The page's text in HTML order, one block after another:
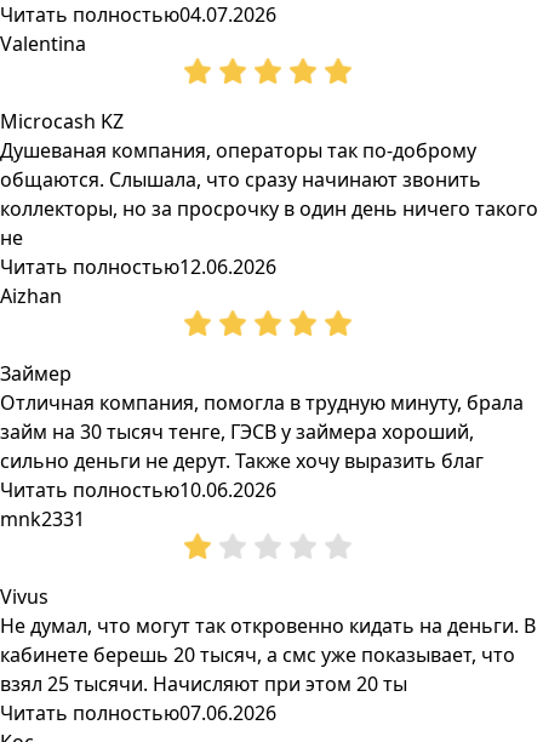
Читать полностью04.07.2026
Valentina
Microcash KZ
Душеваная компания, операторы так по-доброму
общаются. Слышала, что сразу начинают звонить
коллекторы, но за просрочку в один день ничего такого
не
Читать полностью12.06.2026
Aizhan
Займер
Отличная компания, помогла в трудную минуту, брала
займ на 30 тысяч тенге, ГЭСВ у займера хороший,
сильно деньги не дерут. Также хочу выразить благ
Читать полностью10.06.2026
mnk2331
Vivus
Не думал, что могут так откровенно кидать на деньги. В
кабинете берешь 20 тысяч, а смс уже показывает, что
взял 25 тысячи. Начисляют при этом 20 ты
Читать полностью07.06.2026